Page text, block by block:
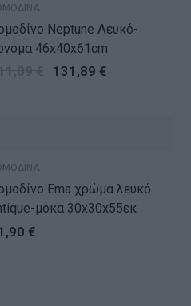
Neptune Λευκό-
46x40x61cm
131,89 €
Ema χρώμα λευκό
μόκα 30x30x55εκ
€